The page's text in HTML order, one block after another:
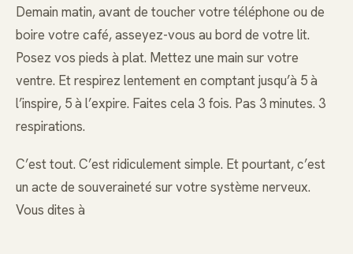
Demain matin, avant de toucher votre téléphone ou de
boire votre café, asseyez-vous au bord de votre lit.
Posez vos pieds à plat. Mettez une main sur votre
ventre. Et respirez lentement en comptant jusqu’à 5 à
l’inspire, 5 à l’expire. Faites cela 3 fois. Pas 3 minutes. 3
respirations.
C’est tout. C’est ridiculement simple. Et pourtant, c’est
un acte de souveraineté sur votre système nerveux.
Vous dites à